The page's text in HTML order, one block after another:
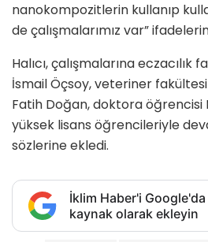
nanokompozitlerin kullanıp
de çalışmalarımız var”
Halıcı, çalışmalarına eczacılık
İsmail Öçsoy, veteriner
Fatih Doğan, doktora
yüksek lisans öğrencileriyle
sözlerine ekledi.
İklim Haber'i
kaynak olarak ekleyin